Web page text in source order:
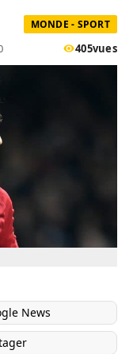
MONDE - SPORT
405vues
News